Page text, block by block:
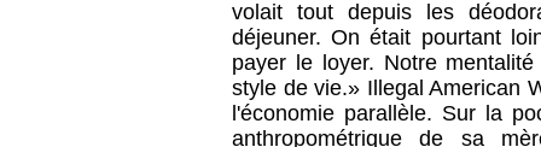
volait tout depuis les
déjeuner. On était pourtant
payer le loyer. Notre
style de vie.» Illegal American
l'économie parallèle. Sur la
anthropométrique de sa